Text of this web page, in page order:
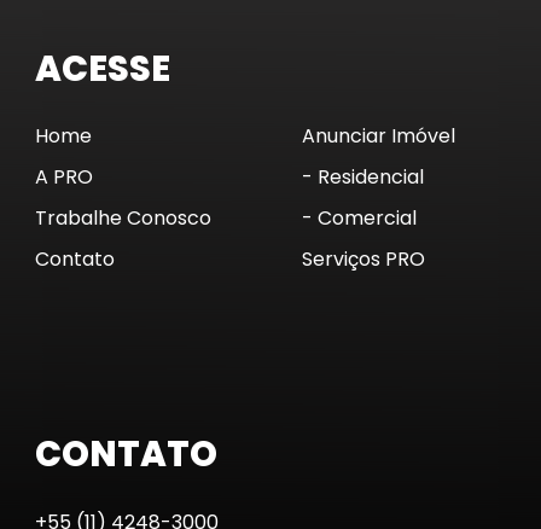
ACESSE
Home
A PRO
Trabalhe Conosco
Contato
Anunciar Imóvel
- Residencial
- Comercial
Serviços PRO
CONTATO
+55 (11) 4248-3000